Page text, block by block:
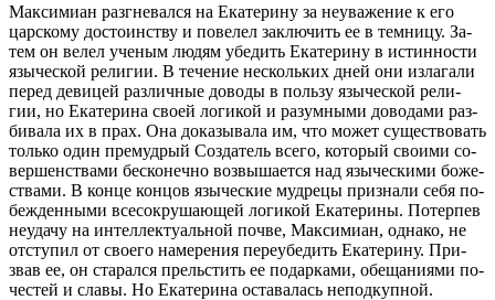
Мак­си­ми­ан раз­гне­вал­ся на Ека­те­ри­ну за неува­же­ние к его
цар­ско­му до­сто­ин­ству и по­ве­лел за­клю­чить ее в тем­ни­цу. За­
тем он ве­лел уче­ным лю­дям убе­дить Ека­те­ри­ну в ис­тин­но­сти
язы­че­ской ре­ли­гии. В те­че­ние несколь­ких дней они из­ла­га­ли
пе­ред де­ви­цей раз­лич­ные до­во­ды в поль­зу язы­че­ской ре­ли­
гии, но Ека­те­ри­на сво­ей ло­ги­кой и ра­зум­ны­ми до­во­да­ми раз­
би­ва­ла их в прах. Она до­ка­зы­ва­ла им, что мо­жет су­ще­ство­вать
толь­ко один пре­муд­рый Со­зда­тель все­го, ко­то­рый сво­и­ми со­
вер­шен­ства­ми бес­ко­неч­но воз­вы­ша­ет­ся над язы­че­ски­ми бо­же­
ства­ми. В кон­це кон­цов язы­че­ские муд­ре­цы при­зна­ли се­бя по­
беж­ден­ны­ми все­со­кру­ша­ю­щей ло­ги­кой Ека­те­ри­ны. По­тер­пев
неуда­чу на ин­тел­лек­ту­аль­ной поч­ве, Мак­си­ми­ан, од­на­ко, не
от­сту­пил от сво­е­го на­ме­ре­ния пе­ре­убе­дить Ека­те­ри­ну. При­
звав ее, он ста­рал­ся пре­льстить ее по­дар­ка­ми, обе­ща­ни­я­ми по­
че­стей и сла­вы. Но Ека­те­ри­на оста­ва­лась непод­куп­ной.